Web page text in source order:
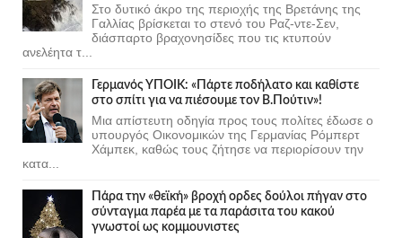
Στο δυτικό άκρο της περιοχής της Βρετάνης της
Γαλλίας βρίσκεται το στενό του Ραζ-ντε-Σεν,
διάσπαρτο βραχονησίδες που τις κτυπούν
ανελέητα τ...
Γερμανός ΥΠΟΙΚ: «Πάρτε ποδήλατο και καθίστε
στο σπίτι για να πιέσουμε τον Β.Πούτιν»!
Μια απίστευτη οδηγία προς τους πολίτες έδωσε ο
υπουργός Οικονομικών της Γερμανίας Ρόμπερτ
Χάμπεκ, καθώς τους ζήτησε να περιορίσουν την
κατα...
Πάρα την «θεϊκή» βροχή ορδες δούλοι πήγαν στο
σύνταγμα παρέα με τα παράσιτα του κακού
γνωστοί ως κομμουνιστες